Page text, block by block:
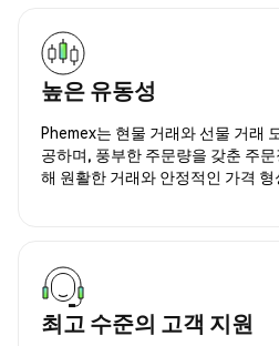
높은 유동성
Phemex는 현물 거래와 선물 거래
공하며, 풍부한 주문량을 갖춘 주
해 원활한 거래와 안정적인 가격
최고 수준의 고객 지원